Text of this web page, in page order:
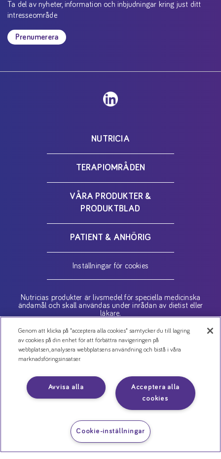
Ta del av nyheter, information och inbjudningar kring just ditt
intresseområde
Prenumerera
NUTRICIA
TERAPIOMRÅDEN
VÅRA PRODUKTER &
PRODUKTBLAD
PATIENT & ANHÖRIG
Inställningar för cookies
Nutricias produkter är livsmedel för speciella medicinska
ändamål och skall användas under inrådan av dietist eller
läkare.
Copyright (C) 2026 Danone AB
Jobba hos oss
Nyheter
Cookies
Personuppgiftspolicy
Genom att klicka på "acceptera alla cookies" samtycker du till lagring
av cookies på din enhet för att förbättra navigeringen på
webbplatsen, analysera webbplatsens användning och bistå i våra
marknadsföringsinsatser.
Acceptera alla
cookies
Avvisa alla
Cookie-inställningar